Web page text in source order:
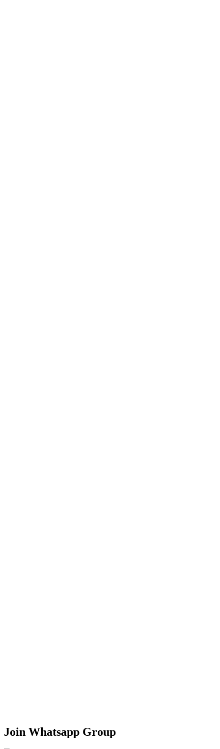
Join Whatsapp Group